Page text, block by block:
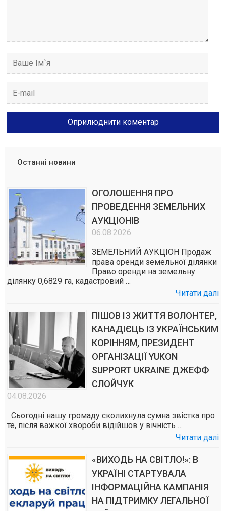
Останні новини
ОГОЛОШЕННЯ ПРО
ПРОВЕДЕННЯ ЗЕМЕЛЬНИХ
АУКЦІОНІВ
06.08.2026
ЗЕМЕЛЬНИЙ АУКЦІОН Продаж
права оренди земельної ділянки
Право оренди на земельну
ділянку 0,6829 га, кадастровий …
Читати далі
ПІШОВ ІЗ ЖИТТЯ ВОЛОНТЕР,
КАНАДІЄЦЬ ІЗ УКРАЇНСЬКИМ
КОРІННЯМ, ПРЕЗИДЕНТ
ОРГАНІЗАЦІЇ YUKON
SUPPORT UKRAINE ДЖЕФФ
СЛОЙЧУК
04.08.2026
Сьогодні нашу громаду сколихнула сумна звістка про
те, після важкої хвороби відійшов у вічність …
Читати далі
«ВИХОДЬ НА СВІТЛО!»: В
УКРАЇНІ СТАРТУВАЛА
ІНФОРМАЦІЙНА КАМПАНІЯ
НА ПІДТРИМКУ ЛЕГАЛЬНОЇ